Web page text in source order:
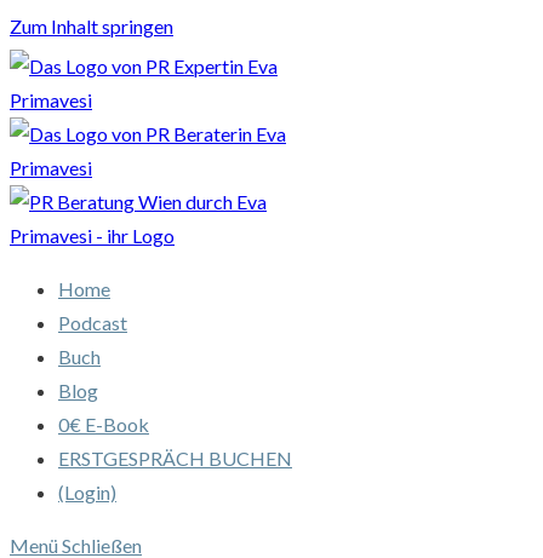
Zum Inhalt springen
Home
Podcast
Buch
Blog
0€ E-Book
ERSTGESPRÄCH BUCHEN
(Login)
Menü Schließen